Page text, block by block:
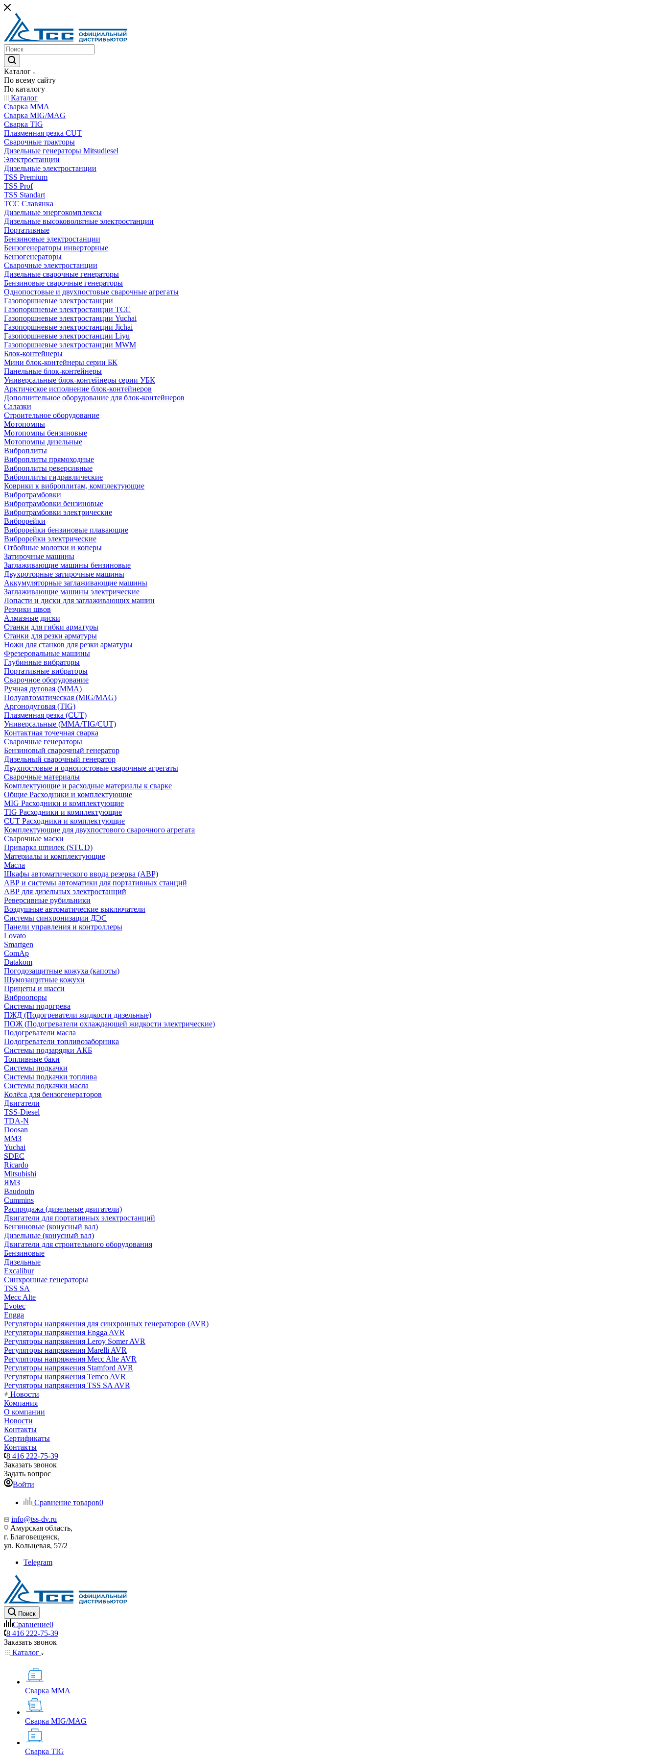
Каталог
По всему сайту
По каталогу
Каталог
Сварка MMA
Сварка MIG/MAG
Сварка TIG
Плазменная резка CUT
Сварочные тракторы
Дизельные генераторы Mitsudiesel
Электростанции
Дизельные электростанции
TSS Premium
TSS Prof
TSS Standart
ТСС Славянка
Дизельные энергокомплексы
Дизельные высоковольтные электростанции
Портативные
Бензиновые электростанции
Бензогенераторы инверторные
Бензогенераторы
Сварочные электростанции
Дизельные сварочные генераторы
Бензиновые сварочные генераторы
Однопостовые и двухпостовые сварочные агрегаты
Газопоршневые электростанции
Газопоршневые электростанции ТСС
Газопоршневые электростанции Yuchai
Газопоршневые электростанции Jichai
Газопоршневые электростанции Liyu
Газопоршневые электростанции MWM
Блок-контейнеры
Мини блок-контейнеры серии БК
Панельные блок-контейнеры
Универсальные блок-контейнеры серии УБК
Арктическое исполнение блок-контейнеров
Дополнительное оборудование для блок-контейнеров
Салазки
Строительное оборудование
Мотопомпы
Мотопомпы бензиновые
Мотопомпы дизельные
Виброплиты
Виброплиты прямоходные
Виброплиты реверсивные
Виброплиты гидравлические
Коврики к виброплитам, комплектующие
Вибротрамбовки
Вибротрамбовки бензиновые
Вибротрамбовки электрические
Виброрейки
Виброрейки бензиновые плавающие
Виброрейки электрические
Отбойные молотки и коперы
Затирочные машины
Заглаживающие машины бензиновые
Двухроторные затирочные машины
Аккумуляторные заглаживающие машины
Заглаживающие машины электрические
Лопасти и диски для заглаживающих машин
Резчики швов
Алмазные диски
Станки для гибки арматуры
Станки для резки арматуры
Ножи для станков для резки арматуры
Фрезеровальные машины
Глубинные вибраторы
Портативные вибраторы
Сварочное оборудование
Ручная дуговая (MMA)
Полуавтоматическая (MIG/MAG)
Аргонодуговая (TIG)
Плазменная резка (CUT)
Универсальные (MMA/TIG/CUT)
Контактная точечная сварка
Сварочные генераторы
Бензиновый сварочный генератор
Дизельный сварочный генератор
Двухпостовые и однопостовые сварочные агрегаты
Сварочные материалы
Комплектующие и расходные материалы к сварке
Общие Расходники и комплектующие
MIG Расходники и комплектующие
TIG Расходники и комплектующие
CUT Расходники и комплектующие
Комплектующие для двухпостового сварочного агрегата
Сварочные маски
Приварка шпилек (STUD)
Материалы и комплектующие
Масла
Шкафы автоматического ввода резерва (АВР)
АВР и системы автоматики для портативных станций
АВР для дизельных электростанций
Реверсивные рубильники
Воздушные автоматические выключатели
Системы синхронизации ДЭС
Панели управления и контроллеры
Lovato
Smartgen
ComAp
Datakom
Погодозащитные кожуха (капоты)
Шумозащитные кожухи
Прицепы и шасси
Виброопоры
Системы подогрева
ПЖД (Подогреватели жидкости дизельные)
ПОЖ (Подогреватели охлаждающей жидкости электрические)
Подогреватели масла
Подогреватели топливозаборника
Системы подзарядки АКБ
Топливные баки
Системы подкачки
Системы подкачки топлива
Системы подкачки масла
Колёса для бензогенераторов
Двигатели
TSS-Diesel
TDA-N
Doosan
ММЗ
Yuchai
SDEC
Ricardo
Mitsubishi
ЯМЗ
Baudouin
Cummins
Распродажа (дизельные двигатели)
Двигатели для портативных электростанций
Бензиновые (конусный вал)
Дизельные (конусный вал)
Двигатели для строительного оборудования
Бензиновые
Дизельные
Excalibur
Синхронные генераторы
TSS SA
Mecc Alte
Evotec
Engga
Регуляторы напряжения для синхронных генераторов (AVR)
Регуляторы напряжения Engga AVR
Регуляторы напряжения Leroy Somer AVR
Регуляторы напряжения Marelli AVR
Регуляторы напряжения Mecc Alte AVR
Регуляторы напряжения Stamford AVR
Регуляторы напряжения Temco AVR
Регуляторы напряжения TSS SA AVR
Новости
Компания
О компании
Новости
Контакты
Сертификаты
Контакты
8 416 222-75-39
Заказать звонок
Задать вопрос
Войти
Сравнение товаров0
info@tss-dv.ru
Амурская область,
г. Благовещенск,
ул. Кольцевая, 57/2
Telegram
Поиск
Сравнение0
8 416 222-75-39
Заказать звонок
Каталог
Сварка MMA
Сварка MIG/MAG
Сварка TIG